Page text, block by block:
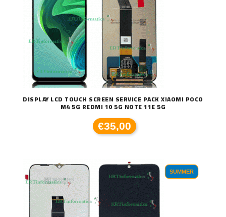
DISPLAY LCD TOUCH SCREEN SERVICE PACK XIAOMI POCO
M4 5G REDMI 10 5G NOTE 11E 5G
€35,00
SUMMER